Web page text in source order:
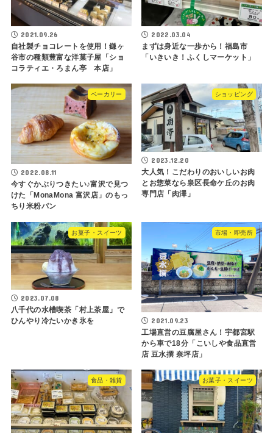
2021.09.26
自社製チョコレートを使用！鎌ヶ
谷市の種類豊富な洋菓子屋「ショ
コラティエ・ろまん亭 本店」
2022.03.04
まずは身近な一歩から！福島市
「いきいき！ふくしマーケット」
ベーカリー
2022.08.11
今すぐかぶりつきたい♪富沢で見つ
けた「MonaMona 富沢店」のもっ
ちり米粉パン
ショッピング
2023.12.20
大人気！こだわりのおいしいお肉
とお惣菜なら泉区長命ケ丘のお肉
専門店「肉澤」
お菓子・スイーツ
2023.07.08
八千代の水槽喫茶「村上茶屋」で
ひんやり冷たいかき氷を
市場・即売所
2021.09.23
工場直営の豆腐屋さん！宇都宮駅
から車で18分「こいしや食品直営
店 豆水撰 奈坪店」
食品・雑貨 お菓子・スイーツ